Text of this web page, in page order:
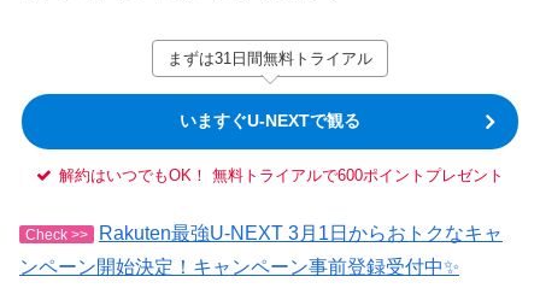
まずは31日間無料トライアル
いますぐU-NEXTで観る
解約はいつでもOK！ 無料トライアルで600ポイントプレゼント
Check >>
Rakuten最強U-NEXT 3月1日からおトクなキャ
ンペーン開始決定！キャンペーン事前登録受付中✨